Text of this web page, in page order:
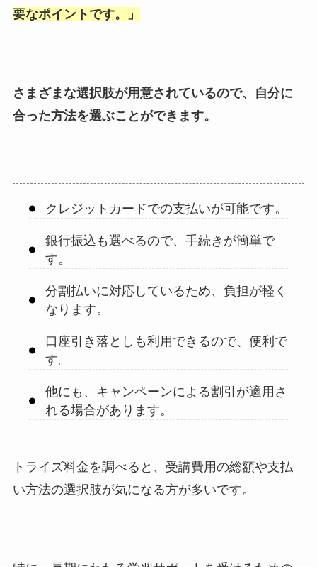
要なポイントです。
」
さまざまな選択肢が用意されているので、自分に
合った方法を選ぶことができます。
クレジットカードでの支払いが可能です。
銀行振込も選べるので、手続きが簡単で
す。
分割払いに対応しているため、負担が軽く
なります。
口座引き落としも利用できるので、便利で
す。
他にも、キャンペーンによる割引が適用さ
れる場合があります。
トライズ料金を調べると、受講費用の総額や支払
い方法の選択肢が気になる方が多いです。